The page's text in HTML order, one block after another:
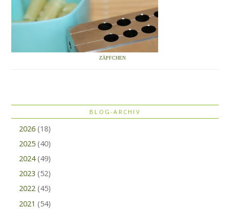
ZÄPFCHEN
BLOG-ARCHIV
2026 (18)
2025 (40)
2024 (49)
2023 (52)
2022 (45)
2021 (54)